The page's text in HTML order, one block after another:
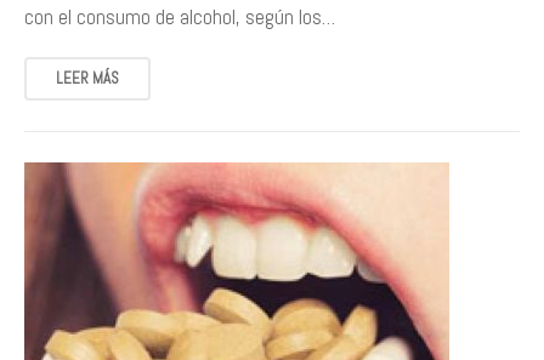
con el consumo de alcohol, según los…
LEER MÁS